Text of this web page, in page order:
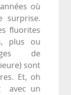
où
surprise.
fluorites
plus ou
de
sont
Et, oh
avec un